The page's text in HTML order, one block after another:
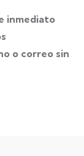
inmediato
o correo sin